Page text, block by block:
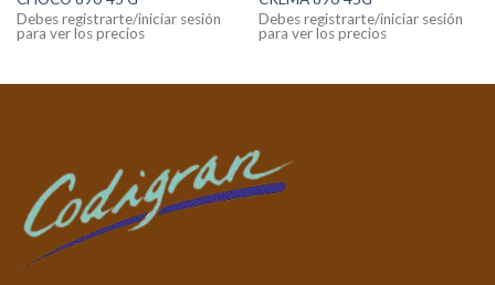
Debes registrarte/iniciar sesión
para ver los precios
Debes registrarte/iniciar sesión
para ver los precios